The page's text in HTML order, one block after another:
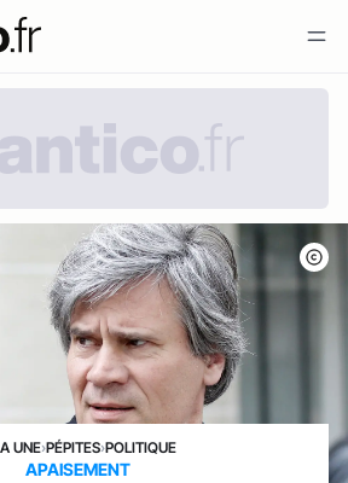
UNE›PÉPITES›POLITIQUE
APAISEMENT